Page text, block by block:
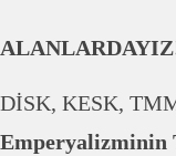
DİSK, KESK,
Emperyalizminin